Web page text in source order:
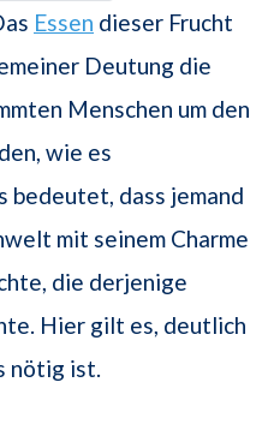
Essen dieser Frucht
Deutung die
Menschen um den
wie es
bedeutet, dass jemand
mit seinem Charme
die derjenige
Hier gilt es, deutlich
nötig ist.